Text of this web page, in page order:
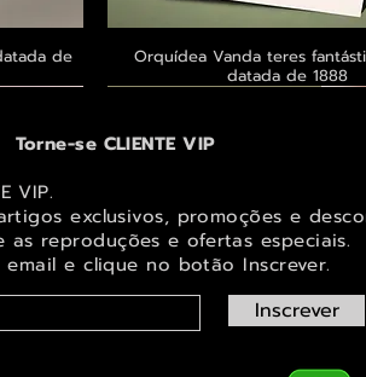
de
Visualização rápida
Orquídea Vanda teres
datada de 1888
Torne-se CLIENTE VIP
VIP.
exclusivos, promoções e
as reproduções e ofertas especiais.
e clique no botão Inscrever.
Inscrever